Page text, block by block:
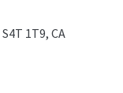
1T9, CA